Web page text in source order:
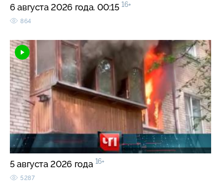
6 августа 2026 года. 00:15 16+
864
5 августа 2026 года 16+
5287